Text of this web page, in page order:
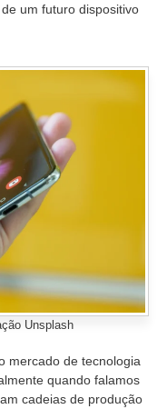
um futuro dispositivo
Unsplash
mercado de tecnologia
quando falamos
cadeias de produção